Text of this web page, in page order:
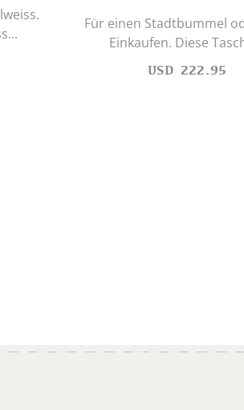
Für einen Stadtbummel
Einkaufen. Diese
USD 222.95